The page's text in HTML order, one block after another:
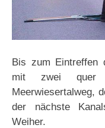
Bis zum Eintreffen
mit zwei quer
Meerwiesertalweg,
der nächste
Weiher.